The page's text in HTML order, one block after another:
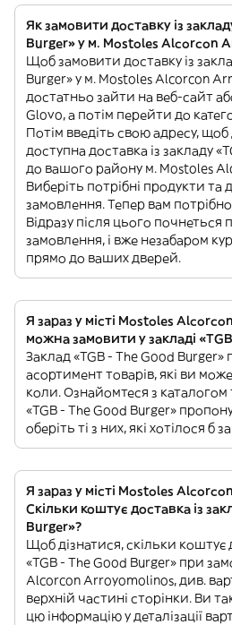
Як замовити доставку із
Burger» у м. Mostoles Alcorcon
Щоб замовити доставку із
Burger» у м. Mostoles Alcorcon
достатньо зайти на веб-сайт
Glovo, а потім перейти до
Потім введіть свою адресу, щоб
доступна доставка із закладу
до вашого району м. Mostoles
Виберіть потрібні продукти та
замовлення. Тепер вам
Відразу після цього почнеться
замовлення, і вже незабаром
прямо до ваших дверей.
Я зараз у місті Mostoles
можна замовити у закладі
Заклад «TGB - The Good
асортимент товарів, які ви
коли. Ознайомтеся з каталогом
«TGB - The Good Burger»
оберіть ті з них, які хотілося б
Я зараз у місті Mostoles
Скільки коштує доставка із
Burger»?
Щоб дізнатися, скільки коштує
«TGB - The Good Burger» при
Alcorcon Arroyomolinos, див.
верхній частині сторінки. Ви
цю інформацію у деталізації